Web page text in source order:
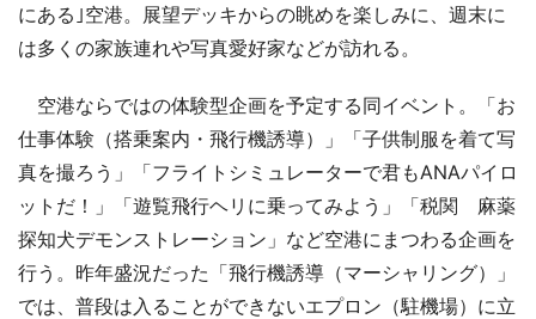
にある｣空港。展望デッキからの眺めを楽しみに、週末に
は多くの家族連れや写真愛好家などが訪れる。
空港ならではの体験型企画を予定する同イベント。「お
仕事体験（搭乗案内・飛行機誘導）」「子供制服を着て写
真を撮ろう」「フライトシミュレーターで君もANAパイロ
ットだ！」「遊覧飛行ヘリに乗ってみよう」「税関 麻薬
探知犬デモンストレーション」など空港にまつわる企画を
行う。昨年盛況だった「飛行機誘導（マーシャリング）」
では、普段は入ることができないエプロン（駐機場）に立